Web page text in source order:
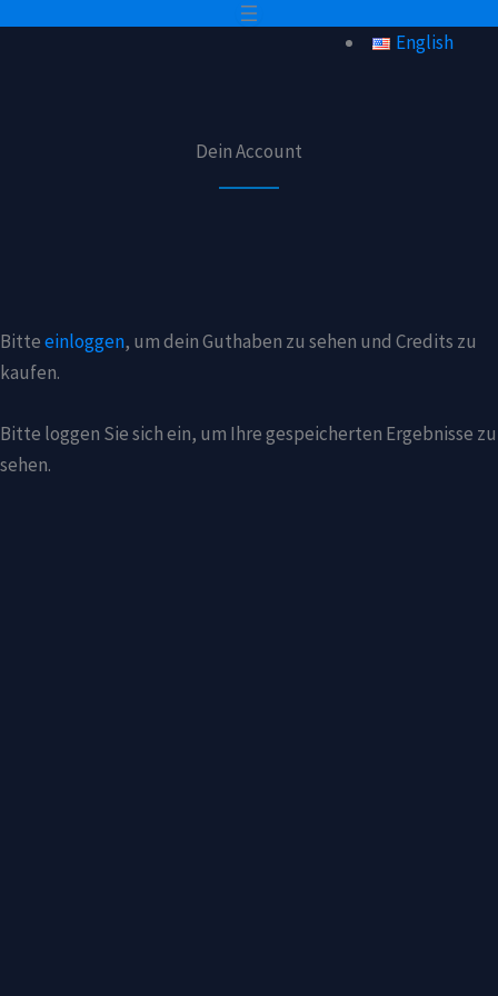
English
Dein Account
Bitteeinloggen, um dein Guthaben zu sehen und Credits zu
kaufen.
Bitte loggen Sie sich ein, um Ihre gespeicherten Ergebnisse zu
sehen.